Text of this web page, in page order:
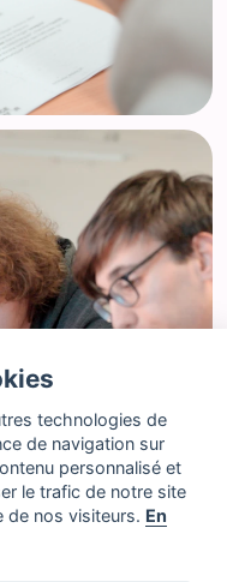
technologies de
de navigation sur
personnalisé et
le trafic de notre site
de nos visiteurs. En